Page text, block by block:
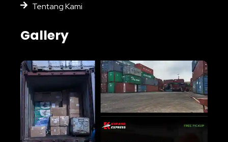
Tentang Kami
Gallery